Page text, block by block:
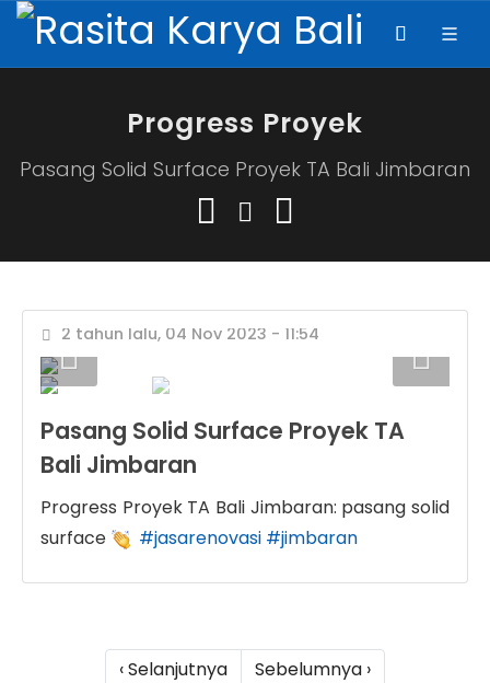
Progress Proyek
Pasang Solid Surface Proyek TA Bali Jimbaran
2 tahun lalu, 04 Nov 2023 - 11:54
Pasang Solid Surface Proyek TA
Bali Jimbaran
Progress Proyek TA Bali Jimbaran: pasang solid
surface
#jasarenovasi #jimbaran
‹ Selanjutnya Sebelumnya ›